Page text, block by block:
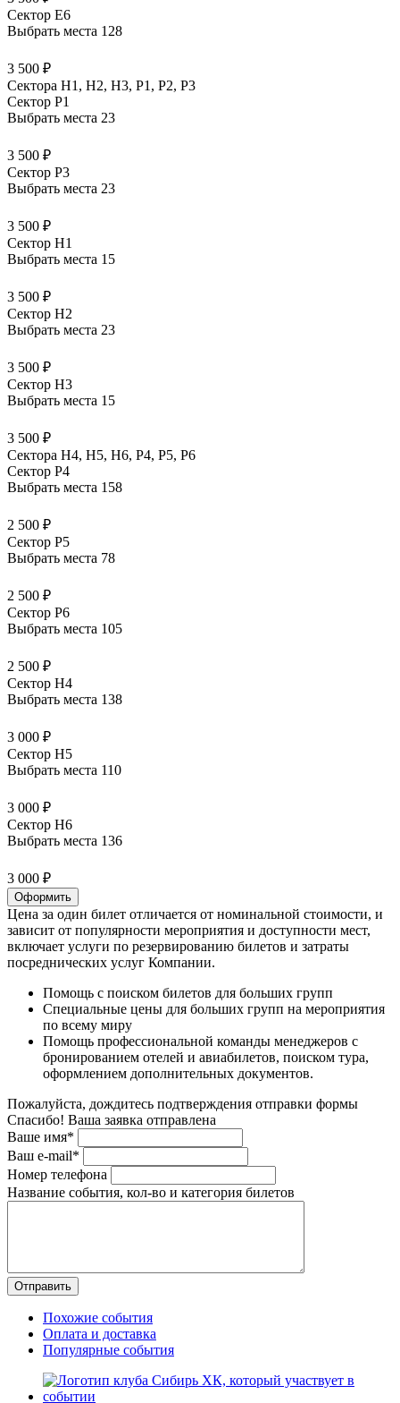
Сектор E6
Выбрать места 128
3 500 ₽
Сектора Н1, Н2, Н3, Р1, Р2, Р3
Сектор P1
Выбрать места 23
3 500 ₽
Сектор P3
Выбрать места 23
3 500 ₽
Сектор H1
Выбрать места 15
3 500 ₽
Сектор H2
Выбрать места 23
3 500 ₽
Сектор H3
Выбрать места 15
3 500 ₽
Сектора Н4, Н5, Н6, Р4, Р5, Р6
Сектор P4
Выбрать места 158
2 500 ₽
Сектор P5
Выбрать места 78
2 500 ₽
Сектор P6
Выбрать места 105
2 500 ₽
Сектор H4
Выбрать места 138
3 000 ₽
Сектор H5
Выбрать места 110
3 000 ₽
Сектор H6
Выбрать места 136
3 000 ₽
Оформить
Цена за один билет отличается от номинальной стоимости, и
зависит от популярности мероприятия и доступности мест,
включает услуги по резервированию билетов и затраты
посреднических услуг Компании.
Помощь с поиском билетов для больших групп
Специальные цены для больших групп на мероприятия
по всему миру
Помощь профессиональной команды менеджеров с
бронированием отелей и авиабилетов, поиском тура,
оформлением дополнительных документов.
Пожалуйста, дождитесь подтверждения отправки формы
Спасибо! Ваша заявка отправлена
Ваше имя*
Ваш e-mail*
Номер телефона
Название события, кол-во и категория билетов
Похожие события
Оплата и доставка
Популярные события